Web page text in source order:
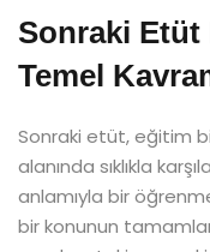
Sonraki Etüt
Temel
Sonraki etüt, eğitim
alanında sıklıkla
anlamıyla bir
bir konunun